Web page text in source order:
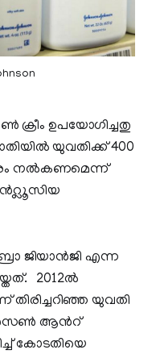
ഉപയോഗിച്ചതു
യുവതിക്ക് 400
നൽകണമെന്ന്
ജിയാൻജി എന്ന
2012ല്‍
യുവതി
ആന്‍റ്
കോടതിയെ